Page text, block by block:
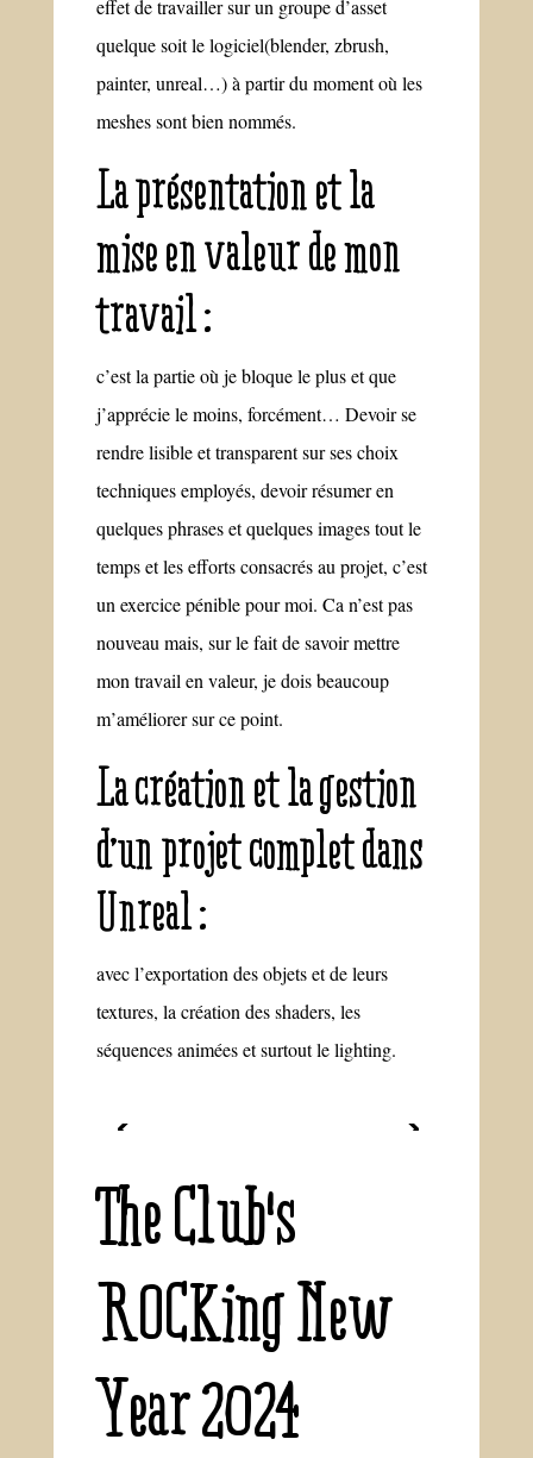
effet de travailler sur un groupe d’asset
quelque soit le logiciel(blender, zbrush,
painter, unreal…) à partir du moment où les
meshes sont bien nommés.
La présentation et la
mise en valeur de mon
travail :
c’est la partie où je bloque le plus et que
j’apprécie le moins, forcément… Devoir se
rendre lisible et transparent sur ses choix
techniques employés, devoir résumer en
quelques phrases et quelques images tout le
temps et les efforts consacrés au projet, c’est
un exercice pénible pour moi. Ca n’est pas
nouveau mais, sur le fait de savoir mettre
mon travail en valeur, je dois beaucoup
m’améliorer sur ce point.
La création et la gestion
d’un projet complet dans
Unreal :
avec l’exportation des objets et de leurs
textures, la création des shaders, les
séquences animées et surtout le lighting.
The Club's
ROCKing New
Year 2024